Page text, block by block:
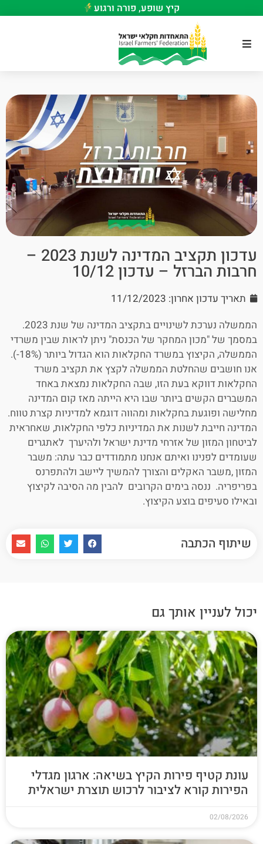
קיץ שופע, פורה ורגוע
עדכון תקציב המדינה לשנת 2023 –
חרבות הברזל – עדכון 10/12
תאריך עדכון אחרון: 11/12/2023
הממשלה נערכת לשינויים בתקציב המדינה של שנת 2023.
במסמך של "מכון המחקר של הכנסת" ניתן לראות שבין משרדי
הממשלה, הקיצוץ במשרד החקלאות הוא הגדול ביותר (18%-).
אנו חושבים שהחלטת הממשלה לקצץ את תקציב משרד
החקלאות דווקא בעת הזו, שבה החקלאות נמצאת באחד
המשברים הקשים ביותר שבו היא הייתה מאז קום המדינה
מחלישה ופוגעת בחקלאות ומהווה דוגמא למדיניות קצרת טווח.
המדינה חייבת לשנות את המדיניות כלפי החקלאות, שאחראית
לביטחון המזון של אזרחי מדינת ישראל ולהיערך לאתגרים
שעומדים לפנינו ואיתם אנחנו מתמודדים כבר עתה: משבר
המזון ,משבר האקלים והצורך להמשיך ליישב ולהתפרנס
בפריפריה. ננסה בימים הקרובים להבין מה הסיבה לקיצוץ
ובאילו סעיפים בוצע הקיצוץ.
שיתוף הכתבה
יכול לעניין אותך גם
עונת קטיף פירות הקיץ בשיאה: ארגון מגדלי
הפירות קורא לציבור לרכוש תוצרת ישראלית
02/08/2026